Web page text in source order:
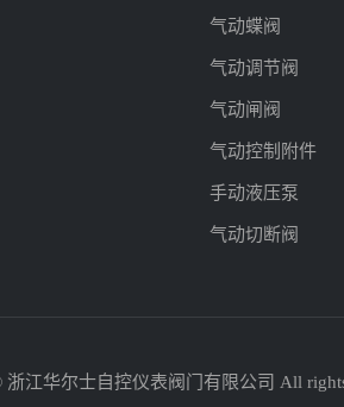
气动蝶阀
气动调节阀
气动闸阀
气动控制附件
手动液压泵
气动切断阀
浙江华尔士自控仪表阀门有限公司 All